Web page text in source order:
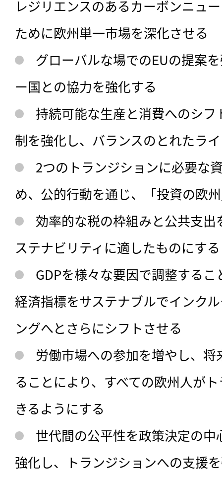
レジリエンスのあるカーボンニュ
ために欧州単一市場を深化させる
グローバルな場でのEUの提案
ー国との協力を強化する
持続可能な生産と消費へのシ
制を強化し、バランスのとれたラ
2つのトランジションに必要な
め、公的行動を通じ、「投資の欧
効率的な税の枠組みと公共支
ステナビリティに適したものにする
GDPを様々な要因で調整する
経済指標をサステナブルでインク
ングへとさらにシフトさせる
労働市場への参加を増やし、
ることにより、すべての欧州人が
きるようにする
世代間の公平性を政策決定の
強化し、トランジションへの支援